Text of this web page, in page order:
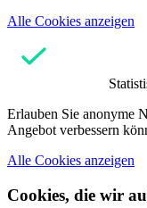
Alle Cookies anzeigen
Erlauben Sie anonyme
Angebot verbessern
Alle Cookies anzeigen
Cookies, die wir